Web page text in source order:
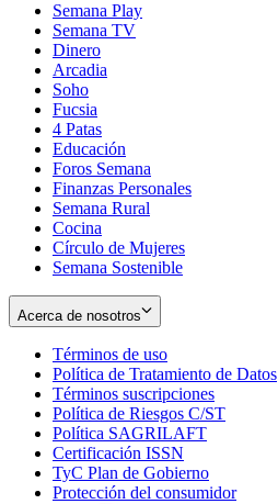
Semana Play
Semana TV
Dinero
Arcadia
Soho
in
new
window
Fucsia
in
new
window
4 Patas
Educación
Foros Semana
Finanzas Personales
Semana Rural
Cocina
Círculo de Mujeres
Semana Sostenible
Acerca de nosotros
Términos de uso
in
new
window
Política de Tratamiento de Datos
Términos suscripciones
in
Política de Riesgos C/ST
Política SAGRILAFT
new
window
Certificación ISSN
in
new
TyC Plan de Gobierno
in
Protección del consumidorOpens